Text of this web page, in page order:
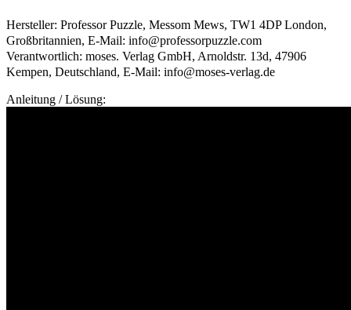
Hersteller: Professor Puzzle, Messom Mews, TW1 4DP London,
Großbritannien, E-Mail: info@professorpuzzle.com
Verantwortlich: moses. Verlag GmbH, Arnoldstr. 13d, 47906
Kempen, Deutschland, E-Mail: info@moses-verlag.de
Anleitung / Lösung: